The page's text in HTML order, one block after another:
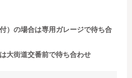
）の場合は専用ガレージで待ち合
大街道交番前で待ち合わせ